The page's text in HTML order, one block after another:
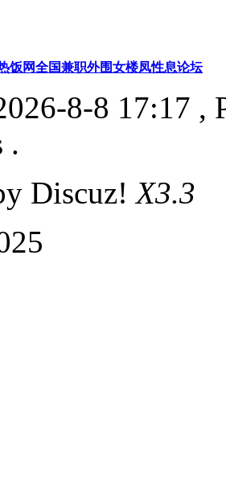
饭网全国兼职外围女楼凤性息论坛
8-8 17:17 ,
.
Discuz!X3.3